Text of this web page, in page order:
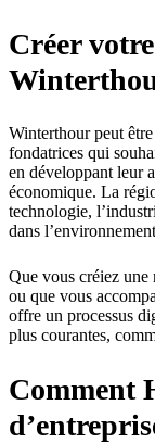
Créer
Winterthour peut
fondatrices qui
en développant leur
économique. La
technologie,
dans
Que vous créiez
ou que vous
offre un processus
plus courantes,
Comment